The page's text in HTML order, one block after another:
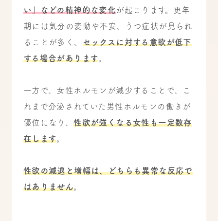
い」などの精神的な変化が起こります。
更年
期には気分の変動や不安、うつ症状が見られ
ることが多く、 セックスに対する意欲が低下
する場合があります。
一方で、女性ホルモンが減少することで、こ
れまで分泌されていた男性ホルモンの働きが
優位になり、性欲が強くなる女性も一定数存
在します。
性欲の減退と増幅は、どちらも異常な反応で
はありません。